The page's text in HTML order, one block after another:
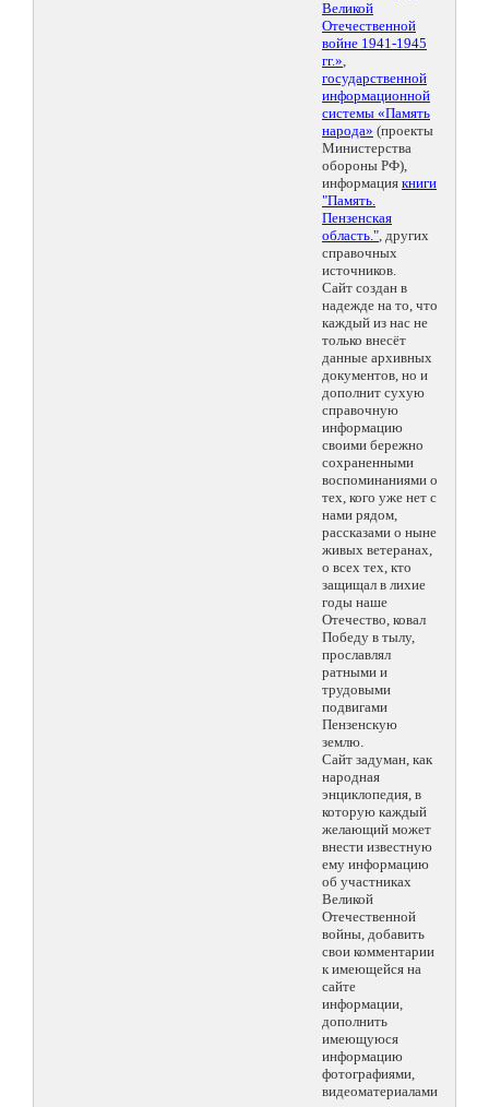
Великой
Отечественной
войне 1941-1945
гг.»,
государственной
информационной
системы «Память
народа» (проекты
Министерства
обороны РФ),
информация книги
"Память.
Пензенская
область.", других
справочных
источников.
Сайт создан в
надежде на то, что
каждый из нас не
только внесёт
данные архивных
документов, но и
дополнит сухую
справочную
информацию
своими бережно
сохраненными
воспоминаниями о
тех, кого уже нет с
нами рядом,
рассказами о ныне
живых ветеранах,
о всех тех, кто
защищал в лихие
годы наше
Отечество, ковал
Победу в тылу,
прославлял
ратными и
трудовыми
подвигами
Пензенскую
землю.
Сайт задуман, как
народная
энциклопедия, в
которую каждый
желающий может
внести известную
ему информацию
об участниках
Великой
Отечественной
войны, добавить
свои комментарии
к имеющейся на
сайте
информации,
дополнить
имеющуюся
информацию
фотографиями,
видеоматериалами